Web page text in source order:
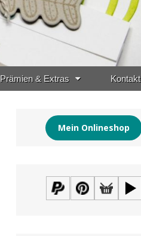
Prämien & Extras Kontakt
Mein Onlineshop